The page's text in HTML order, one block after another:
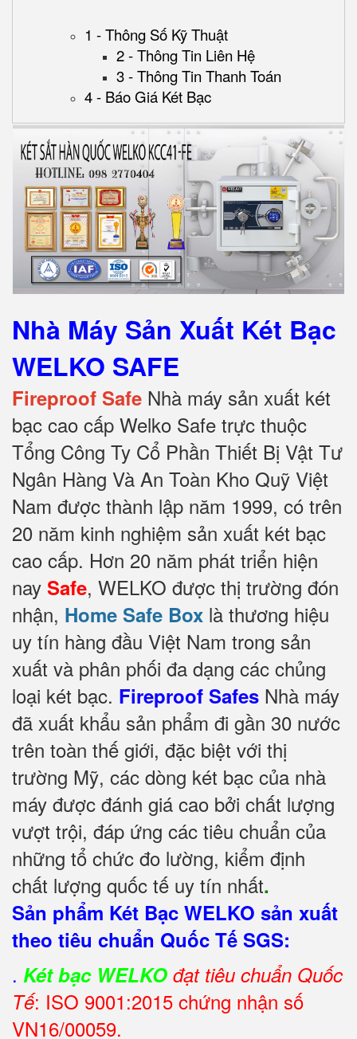
1 - Thông Số Kỹ Thuật
2 - Thông Tin Liên Hệ
3 - Thông Tin Thanh Toán
4 - Báo Giá Két Bạc
Nhà Máy Sản Xuất Két Bạc
WELKO SAFE
Fireproof Safe Nhà máy sản xuất két
bạc cao cấp Welko Safe trực thuộc
Tổng Công Ty Cổ Phần Thiết Bị Vật Tư
Ngân Hàng Và An Toàn Kho Quỹ Việt
Nam được thành lập năm 1999, có trên
20 năm kinh nghiệm sản xuất két bạc
cao cấp. Hơn 20 năm phát triển hiện
nay Safe, WELKO được thị trường đón
nhận, Home Safe Box là thương hiệu
uy tín hàng đầu Việt Nam trong sản
xuất và phân phối đa dạng các chủng
loại két bạc. Fireproof Safes Nhà máy
đã xuất khẩu sản phẩm đi gần 30 nước
trên toàn thế giới, đặc biệt với thị
trường Mỹ, các dòng két bạc của nhà
máy được đánh giá cao bởi chất lượng
vượt trội, đáp ứng các tiêu chuẩn của
những tổ chức đo lường, kiểm định
chất lượng quốc tế uy tín nhất.
Sản phẩm Két Bạc WELKO sản xuất
theo tiêu chuẩn Quốc Tế SGS:
. Két bạc WELKO đạt tiêu chuẩn Quốc
Tế: ISO 9001:2015 chứng nhận số
VN16/00059.